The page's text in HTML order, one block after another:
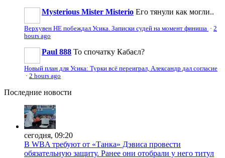
Mysterious Mister Misterio Его тянули как могли..
Верхувен НЕ побеждал Усика. Записки судей на момент финиша · 2
hours ago
Paul 888 То спочатку Кабаєл?
Новый план для Усика: Турки всё переиграл, Александр дал согласие
· 2 hours ago
Последние новости
сегодня, 09:20
В WBA требуют от «Танка» Дэвиса провести
обязательную защиту. Ранее они отобрали у него титул